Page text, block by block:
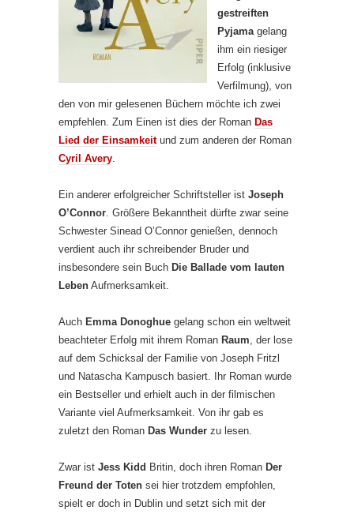
gestreiften
Pyjama gelang
ihm ein riesiger
Erfolg (inklusive
Verfilmung), von
den von mir gelesenen Büchern möchte ich zwei
empfehlen. Zum Einen ist dies der Roman Das
Lied der Einsamkeitund zum anderen der Roman
Cyril Avery
Ein anderer erfolgreicher Schriftsteller ist Joseph
O’Connor . Größere Bekanntheit dürfte zwar seine
Schwester Sinead O’Connor genießen, dennoch
verdient auch ihr schreibender Bruder und
insbesondere sein Buch Die Ballade vom lauten
Leben Aufmerksamkeit.
Auch Emma Donoghue gelang schon ein weltweit
beachteter Erfolg mit ihrem Roman Raum , der lose
auf dem Schicksal der Familie von Joseph Fritzl
und Natascha Kampusch basiert. Ihr Roman wurde
ein Bestseller und erhielt auch in der filmischen
Variante viel Aufmerksamkeit. Von ihr gab es
zuletzt den Roman Das Wunder zu lesen.
Zwar ist Jess Kidd Britin, doch ihren Roman Der
Freund der Toten sei hier trotzdem empfohlen,
spielt er doch in Dublin und setzt sich mit der